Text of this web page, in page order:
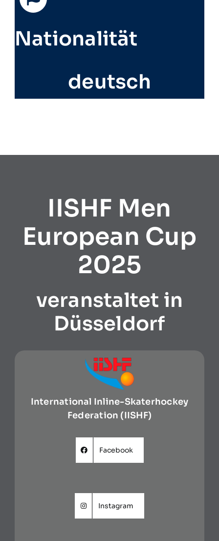
Nationalität
deutsch
IISHF Men
European Cup
2025
veranstaltet in
Düsseldorf
International Inline-Skaterhockey
Federation (IISHF)
Facebook
Instagram